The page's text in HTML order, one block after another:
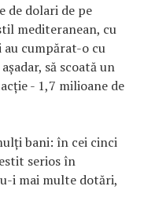
de dolari de pe
mediteranean, cu
au cumpărat-o cu
să scoată un
- 1,7 milioane de
bani: în cei cinci
serios în
i mai multe dotări,